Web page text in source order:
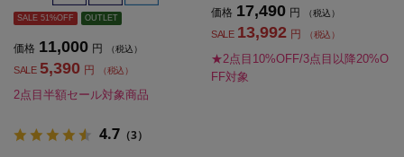
SALE 51%OFF OUTLET
価格 11,000 円 （税込）
SALE 5,390 円 （税込）
2点目半額セール対象商品
4.7 （3）
価格 17,490 円 （税込）
SALE 13,992 円 （税込）
★2点目10%OFF/3点目以降20%O
FF対象